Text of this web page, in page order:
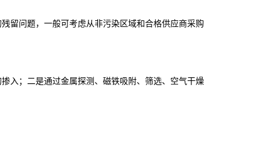
问题，一般可考虑从非污染区域和合格供应商采购
；二是通过金属探测、磁铁吸附、筛选、空气干燥